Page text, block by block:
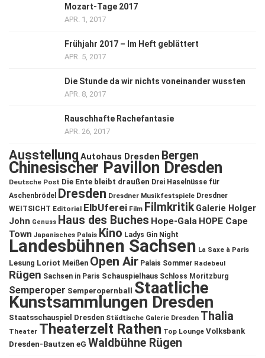
Mozart-Tage 2017
APR. 1, 2017
Frühjahr 2017 – Im Heft geblättert
APR. 5, 2017
Die Stunde da wir nichts voneinander wussten
APR. 8, 2017
Rauschhafte Rachefantasie
APR. 26, 2017
Ausstellung Autohaus Dresden Bergen
Chinesischer Pavillon Dresden
Deutsche Post Die Ente bleibt draußen Drei Haselnüsse für
Aschenbrödel
Dresden Dresdner Musikfestspiele Dresdner
WEITSICHT Editorial ElbUferei Film Filmkritik Galerie Holger
John Genuss Haus des Buches Hope-Gala HOPE Cape
Town Japanisches Palais Kino Ladys Gin Night
Landesbühnen Sachsen La Saxe à Paris
Lesung Loriot Meißen Open Air Palais Sommer Radebeul
Rügen Sachsen in Paris Schauspielhaus Schloss Moritzburg
Semperoper Semperopernball Staatliche
Kunstsammlungen Dresden
Staatsschauspiel Dresden Städtische Galerie Dresden Thalia
Theater Theaterzelt Rathen Top Lounge Volksbank
Dresden-Bautzen eG Waldbühne Rügen